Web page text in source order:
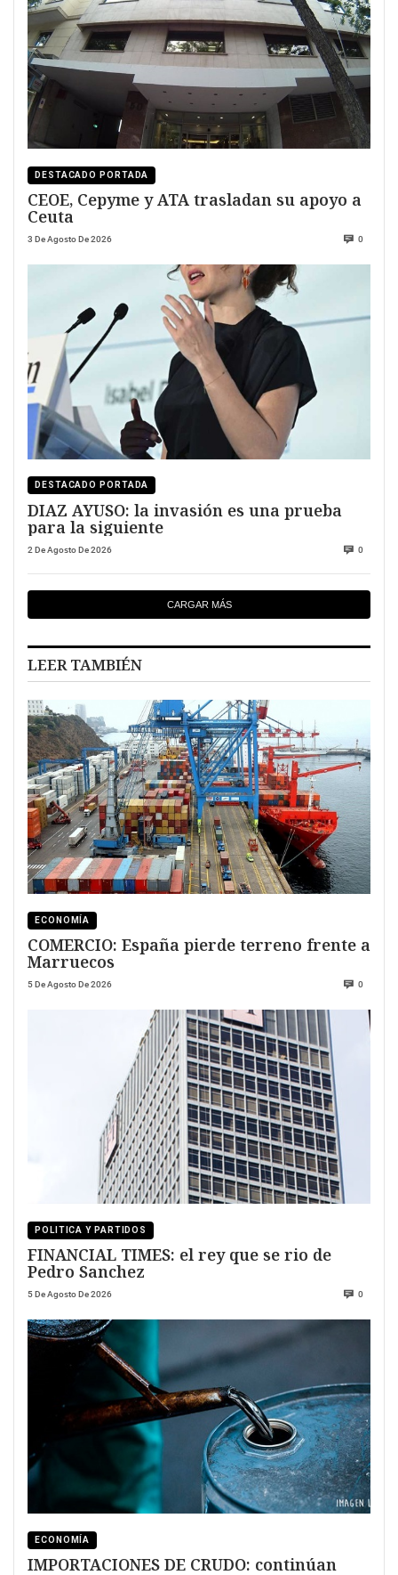
DESTACADO PORTADA
CEOE, Cepyme y ATA trasladan su apoyo a
Ceuta
3 De Agosto De 2026 0
DESTACADO PORTADA
DIAZ AYUSO: la invasión es una prueba
para la siguiente
2 De Agosto De 2026 0
CARGAR MÁS
LEER TAMBIÉN
ECONOMÍA
COMERCIO: España pierde terreno frente a
Marruecos
5 De Agosto De 2026 0
POLITICA Y PARTIDOS
FINANCIAL TIMES: el rey que se rio de
Pedro Sanchez
5 De Agosto De 2026 0
ECONOMÍA
IMPORTACIONES DE CRUDO: continúan